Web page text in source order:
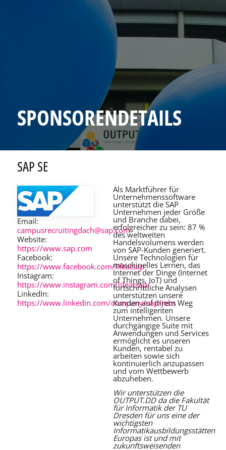
SPONSORENDETAILS
SAP SE
Email:
campusrecruitingdach@sap.com
Website:
https://www.sap.com
Facebook:
https://www.facebook.com/lifeatsap
Instagram:
https://www.instagram.com/lifeatsap/
LinkedIn:
https://www.linkedin.com/company/sap/jobs
Als Marktführer für
Unternehmenssoftware
unterstützt die SAP
Unternehmen jeder Größe
und Branche dabei,
erfolgreicher zu sein: 87 %
des weltweiten
Handelsvolumens werden
von SAP-Kunden generiert.
Unsere Technologien für
maschinelles Lernen, das
Internet der Dinge (Internet
of Things, IoT) und
fortschrittliche Analysen
unterstützen unsere
Kunden auf ihrem Weg
zum intelligenten
Unternehmen. Unsere
durchgängige Suite mit
Anwendungen und Services
ermöglicht es unseren
Kunden, rentabel zu
arbeiten sowie sich
kontinuierlich anzupassen
und vom Wettbewerb
abzuheben.
Wir unterstützen die
OUTPUT.DD da die Fakultät
für Informatik der TU
Dresden für uns eine der
wichtigsten
Informatikausbildungsstätten
Europas ist und mit
zukunftsweisenden